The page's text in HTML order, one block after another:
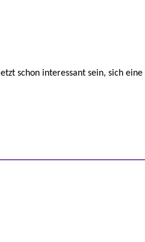
schon interessant sein, sich